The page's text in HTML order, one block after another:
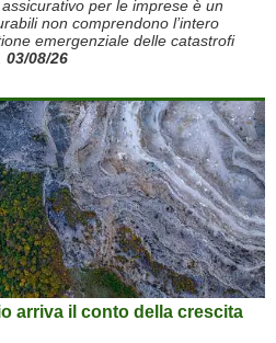
per le imprese è un
non comprendono l’intero
emergenziale delle catastrofi
03/08/26
arriva il conto della crescita